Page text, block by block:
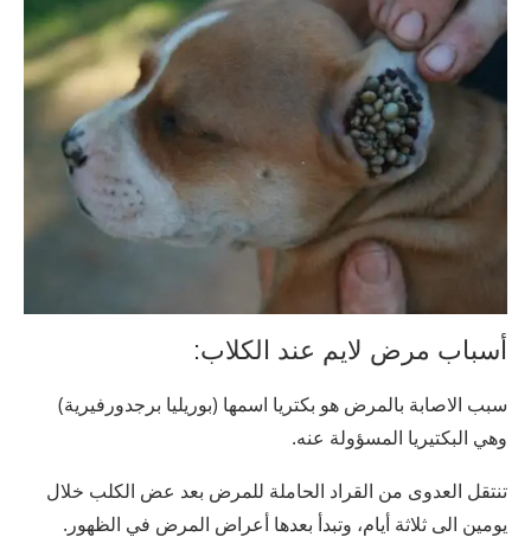
أسباب مرض لايم عند الكلاب:
سبب الاصابة بالمرض هو بكتريا اسمها (بوريليا برجدورفيرية)
وهي البكتيريا المسؤولة عنه.
تنتقل العدوى من القراد الحاملة للمرض بعد عض الكلب خلال
يومين الى ثلاثة أيام، وتبدأ بعدها أعراض المرض في الظهور.